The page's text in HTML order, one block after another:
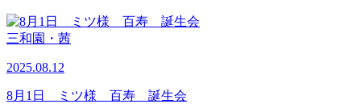
三和園・茜
2025.08.12
8月1日 ミツ様 百寿 誕生会